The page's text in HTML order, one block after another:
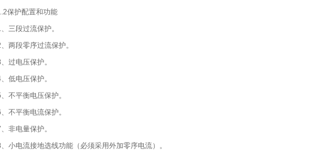
保护配置和功能
、三段过流保护。
两段零序过流保护。
过电压保护。
低电压保护。
不平衡电压保护。
不平衡电流保护。
非电量保护。
小电流接地选线功能（必须采用外加零序电流）。